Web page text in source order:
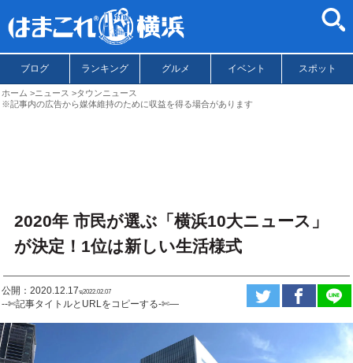
ブログ ランキング グルメ イベント スポット
ホーム ニュース
タウンニュース
※記事内の広告から媒体維持のために収益を得る場合があります
2020年 市民が選ぶ「横浜10大ニュース」
が決定！1位は新しい生活様式
公開：2020.12.17ಇ2022.02.07
--✄記事タイトルとURLをコピーする-✄—